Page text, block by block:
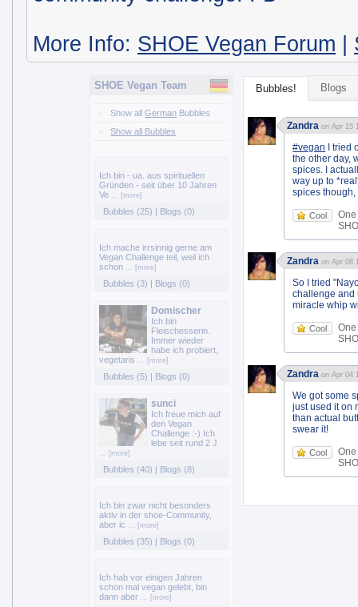
More Info: SHOE Vegan Forum
SHOE Vegan Team
Show allGerman Bubbles
Show all Bubbles
Ich bin - ua. aus spirituellen
Gründen - seit über 10 Jahren
Ve ... [more]
Bubbles (25) | Blogs (0)
Ich mache irrsinnig gerne am
Vegan Challenge teil, weil ich
schon ... [more]
Bubbles (3) | Blogs (0)
Domischer
Ich bin
Fleischesserin.
Immer wieder
habe ich probiert,
vegetaris
... [more]
Bubbles (5) | Blogs (0)
sunci
Ich freue mich auf
den Vegan
Challenge :-) Ich
lebe seit rund 2 J
... [more]
Bubbles (40) | Blogs (8)
Ich bin zwar nicht besonders
aktiv in der shoe-Community,
aber ic
... [more]
Bubbles (35) | Blogs (0)
Ich hab vor einigen Jahren
schon mal vegan gelebt, bin
dann aber
... [more]
Bubbles! Blogs
Zandra on Apr 15
#vegan I tried
the other day,
spices. I
way up to
spices though,
Cool
One
Zandra on Apr 08
So I tried
challenge and
miracle whip
Cool
One
Zandra on Apr 04
We got some
just used it on
than actual
swear it!
Cool
One